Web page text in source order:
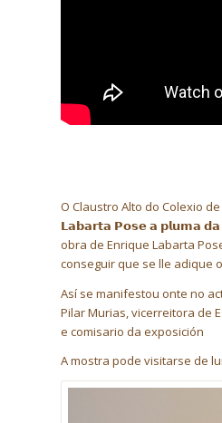
O Claustro Alto do Colexio
𝗟𝗮𝗯𝗮𝗿𝘁𝗮 𝗣𝗼𝘀𝗲 𝗮 𝗽𝗹𝘂𝗺𝗮 𝗱𝗮
obra de Enrique Labarta
conseguir que se lle adique
Así se manifestou onte no
Pilar Murias, vicerreitora de
e comisario da exposición
A mostra pode visitarse de